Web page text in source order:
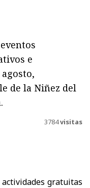
e
de la Niñez del
3784visitas
gratuitas